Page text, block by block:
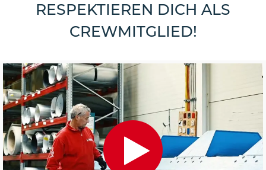
RESPEKTIEREN DICH ALS
CREWMITGLIED!